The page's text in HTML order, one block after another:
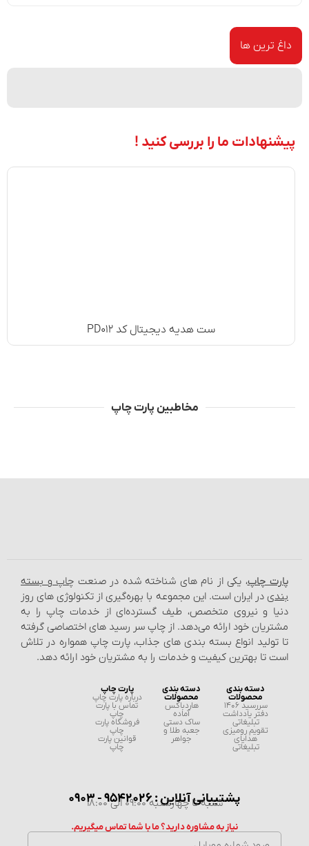
داغ ترین ها
پیشنهادات ما را بررسی کنید !
ست هدیه دیجیتال کد PD۰۱۲
مخاطبین پارت چاپ
پارت چاپ، یکی از نام‌ های شناخته شده در صنعت چاپ و بسته‌
بندی در ایران است. این مجموعه با بهره‌گیری از تکنولوژی‌ های روز
دنیا و نیروی متخصص، طیف گسترده‌ای از خدمات چاپ را به
مشتریان خود ارائه می‌دهد. از چاپ سر رسید های اختصاصی گرفته
تا تولید انواع بسته‌ بندی‌ های جذاب، پارت چاپ همواره در تلاش
است تا بهترین کیفیت و خدمات را به مشتریان خود ارائه دهد.
دسته بندی
محصولات
سررسید 1406
دفتر یادداشت
تبلیغاتی
تقویم رومیزی
هدایای
تبلیغاتی
دسته بندی
محصولات
هاردباکس
آماده
ساک دستی
جعبه طلا و
جواهر
پارت چاپ
درباره پارت چاپ
تماس با پارت
چاپ
فروشگاه پارت
چاپ
قوانین پارت
چاپ
پشتیبانی آنلاین : 9542026 - 0903
شنبه تا چهارشنبه 09:00 الی 18:00
نیاز به مشاوره دارید؟ ما با شما تماس میگیریم.